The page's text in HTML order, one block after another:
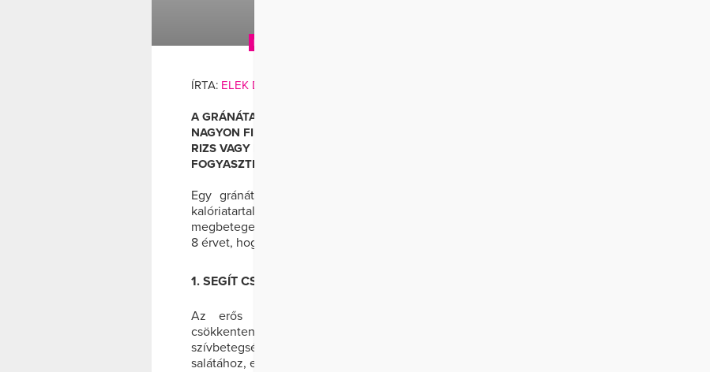
FOGYÁS
ÍRTA: ELEK DÓRA
A GRÁNÁTALMA NEM CSAK EGÉSZSÉGES, DE SZÉPÍTŐ HATÁSSAL IS BÍR.
NAGYON FINOM ÉS SOKOLDALÚ GYÜMÖLCS. HASZNÁLHATOD SALÁTÁKBA,
RIZS VAGY HÚS ÍZESÍTÉSÉRE, SMOOTHIE-HOZ, JOGHURTBA, VAGY
FOGYASZTHATOD JUICE-KÉNT.
Egy gránátalmában körülbelül 100 bogyó van, melyek nagyon alacsony
kalóriatartalmúak, így remek diétás nasi. Mindezen felül még a rákos
megbetegedések kockázatát is csökkenti a fogyasztása. Nézd meg az alábbi
8 érvet, hogy miért érdemes gránátalmát enni!
1. SEGÍT CSÖKKENTENI A ROSSZ KOLESZTERINSZINTET
Az erős antioxidáns tartalmának köszönhetően a
csökkenteni a koleszterint és a magas vérnyomást, így csökkenti a
szívbetegségek kockázatát. A legjobb, ha naponta eszel a gyümölcsből, add
salátához, egészséges húsokhoz vagy smoothie-khez!